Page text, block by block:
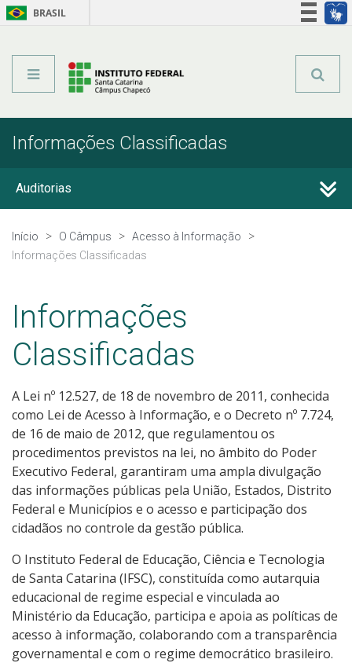
BRASIL
Informações Classificadas
Auditorias
Avaliação Institucional
Parcerias, convênios e transferências
Receitas e Despesas
Indicadores e Estatísticas
Informações Classificadas
Peça uma informação (SIC)
Servidores
Relatórios de Gestão
Perguntas Frequentes
Publicações Oficiais
Início O Câmpus
Acesso à Informação
Informações Classificadas
Informações
Classificadas
A Lei nº 12.527, de 18 de novembro de 2011, conhecida
como Lei de Acesso à Informação, e o Decreto nº 7.724,
de 16 de maio de 2012, que regulamentou os
procedimentos previstos na lei, no âmbito do Poder
Executivo Federal, garantiram uma ampla divulgação
das informações públicas pela União, Estados, Distrito
Federal e Municípios e o acesso e participação dos
cidadãos no controle da gestão pública.
O Instituto Federal de Educação, Ciência e Tecnologia
de Santa Catarina (IFSC), constituída como autarquia
educacional de regime especial e vinculada ao
Ministério da Educação, participa e apoia as políticas de
acesso à informação, colaborando com a transparência
governamental e com o regime democrático brasileiro.